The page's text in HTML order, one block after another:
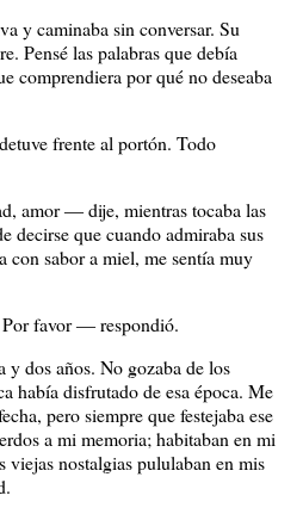
y caminaba sin conversar. Su
Pensé las palabras que debía
comprendiera por qué no deseaba
frente al portón. Todo
amor ― dije, mientras tocaba las
decirse que cuando admiraba sus
con sabor a miel, me sentía muy
favor ― respondió.
y dos años. No gozaba de los
había disfrutado de esa época. Me
pero siempre que festejaba ese
a mi memoria; habitaban en mi
viejas nostalgias pululaban en mis